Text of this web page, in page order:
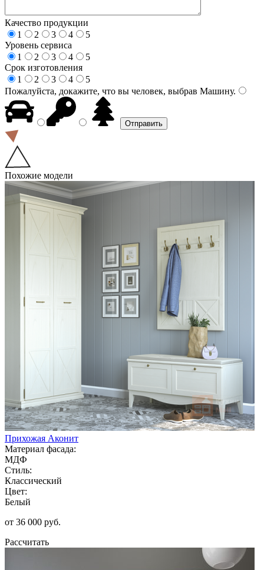
Качество продукции
1
2 3 4
5
Уровень сервиса
1
2 3 4
5
Срок изготовления
1
2 3 4
5
Пожалуйста, докажите, что вы человек, выбрав Машину.
Похожие модели
Прихожая Аконит
Материал фасада:
МДФ
Стиль:
Классический
Цвет:
Белый
от 36 000 руб.
Рассчитать